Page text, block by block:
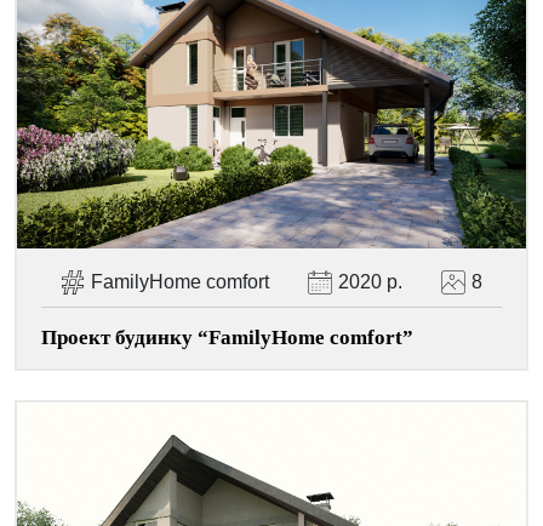
FamilyHome comfort 2020 р. 8
Проект будинку “FamilyHome comfort”